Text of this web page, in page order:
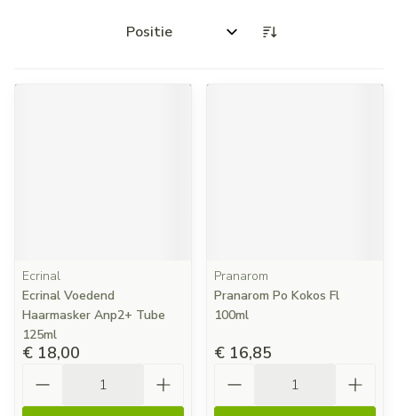
Sorteer op:
Ecrinal
Ecrinal Voedend
Haarmasker Anp2+ Tube
125ml
€ 18,00
Pranarom
Pranarom Po Kokos Fl
100ml
€ 16,85